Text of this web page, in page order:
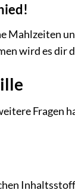
Mahlzeiten
wird es dir
Fragen